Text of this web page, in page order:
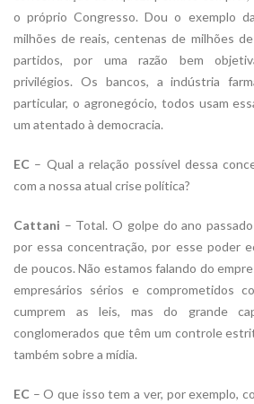
o próprio Congresso. Dou o exemplo
milhões de reais, centenas de milhões
partidos, por uma razão bem
privilégios. Os bancos, a indústria
particular, o agronegócio, todos usam
um atentado à democracia.
EC – Qual a relação possível dessa
com a nossa atual crise política?
Cattani – Total. O golpe do ano
por essa concentração, por esse poder
de poucos. Não estamos falando do
empresários sérios e comprometidos
cumprem as leis, mas do grande
conglomerados que têm um controle
também sobre a mídia.
EC – O que isso tem a ver, por exemplo,